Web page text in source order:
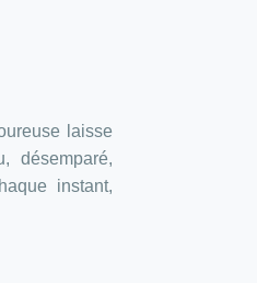
laisse
désemparé,
instant,